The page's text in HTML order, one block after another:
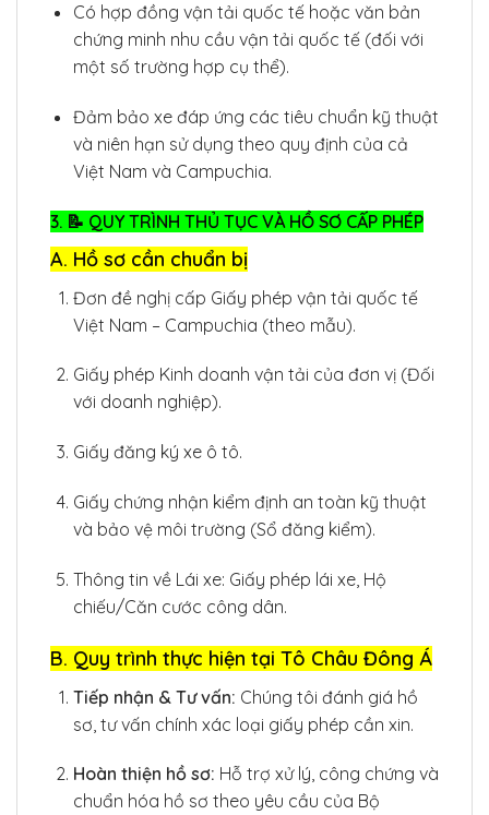
Có hợp đồng vận tải quốc tế hoặc văn bản
chứng minh nhu cầu vận tải quốc tế (đối với
một số trường hợp cụ thể).
Đảm bảo xe đáp ứng các tiêu chuẩn kỹ thuật
và niên hạn sử dụng theo quy định của cả
Việt Nam và Campuchia.
3. 📝 QUY TRÌNH THỦ TỤC VÀ HỒ SƠ CẤP PHÉP
A. Hồ sơ cần chuẩn bị
Đơn đề nghị cấp Giấy phép vận tải quốc tế
Việt Nam – Campuchia (theo mẫu).
Giấy phép Kinh doanh vận tải của đơn vị (Đối
với doanh nghiệp).
Giấy đăng ký xe ô tô.
Giấy chứng nhận kiểm định an toàn kỹ thuật
và bảo vệ môi trường (Sổ đăng kiểm).
Thông tin về Lái xe: Giấy phép lái xe, Hộ
chiếu/Căn cước công dân.
B. Quy trình thực hiện tại Tô Châu Đông Á
Tiếp nhận & Tư vấn: Chúng tôi đánh giá hồ
sơ, tư vấn chính xác loại giấy phép cần xin.
Hoàn thiện hồ sơ: Hỗ trợ xử lý, công chứng và
chuẩn hóa hồ sơ theo yêu cầu của Bộ